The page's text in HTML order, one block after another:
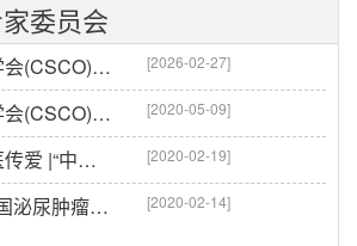
委员会
中国临床肿瘤学会(CSCO)前列腺癌专家委员会名单 [2026-02-27]
中国临床肿瘤学会(CSCO)前列腺癌专家委员会成立 [2020-05-09]
战"疫"抗癌·大医传爱 |“中国泌尿肿瘤MDT会诊公益行动”取得阶段性成果 [2020-02-19]
CSCO-PC | 中国泌尿肿瘤MDT会诊公益行动 [2020-02-14]